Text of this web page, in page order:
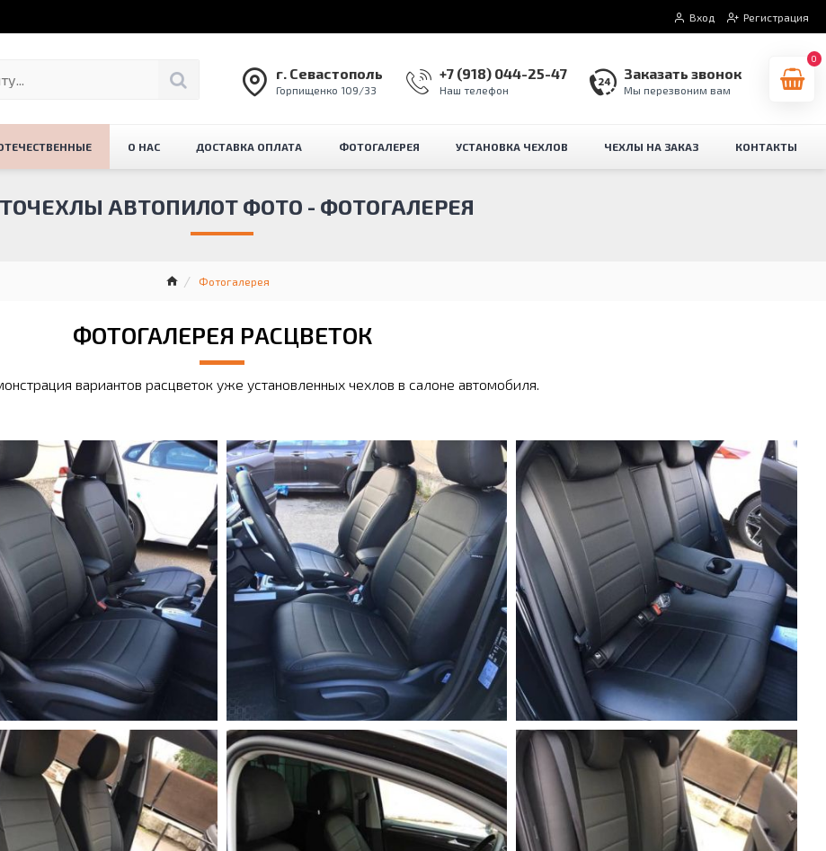
Вход Регистрация
г. Севастополь
Горпищенко 109/33
+7 (918) 044-25-47
Наш телефон
Заказать звонок
Мы перезвоним вам
0
О НАС ДОСТАВКА ОПЛАТА ФОТОГАЛЕРЕЯ УСТАНОВКА ЧЕХЛОВ ЧЕХЛЫ НА ЗАКАЗ КОНТАКТЫ
Фотогалерея
АВТОПИЛОТ ФОТО - ФОТОГАЛЕРЕЯ
ФОТОГАЛЕРЕЯ РАСЦВЕТОК
вариантов расцветок уже установленных чехлов в салоне автомобиля.